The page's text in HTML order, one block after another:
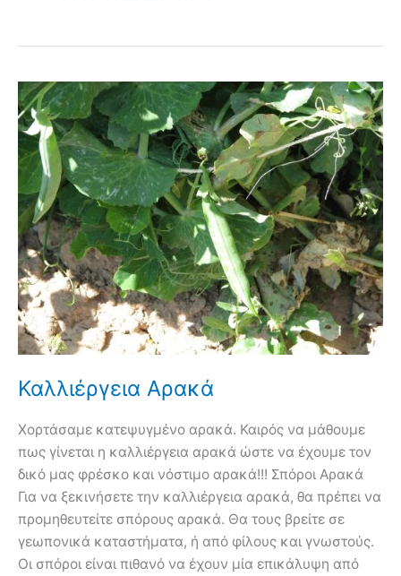
Καλλιέργεια Αρακά
Χορτάσαμε κατεψυγμένο αρακά. Καιρός να μάθουμε
πως γίνεται η καλλιέργεια αρακά ώστε να έχουμε τον
δικό μας φρέσκο και νόστιμο αρακά!!! Σπόροι Αρακά
Για να ξεκινήσετε την καλλιέργεια αρακά, θα πρέπει να
προμηθευτείτε σπόρους αρακά. Θα τους βρείτε σε
γεωπονικά καταστήματα, ή από φίλους και γνωστούς.
Οι σπόροι είναι πιθανό να έχουν μία επικάλυψη από